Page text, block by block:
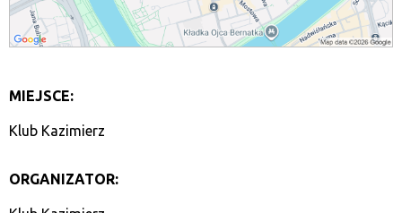
MIEJSCE:
Klub Kazimierz
ORGANIZATOR: